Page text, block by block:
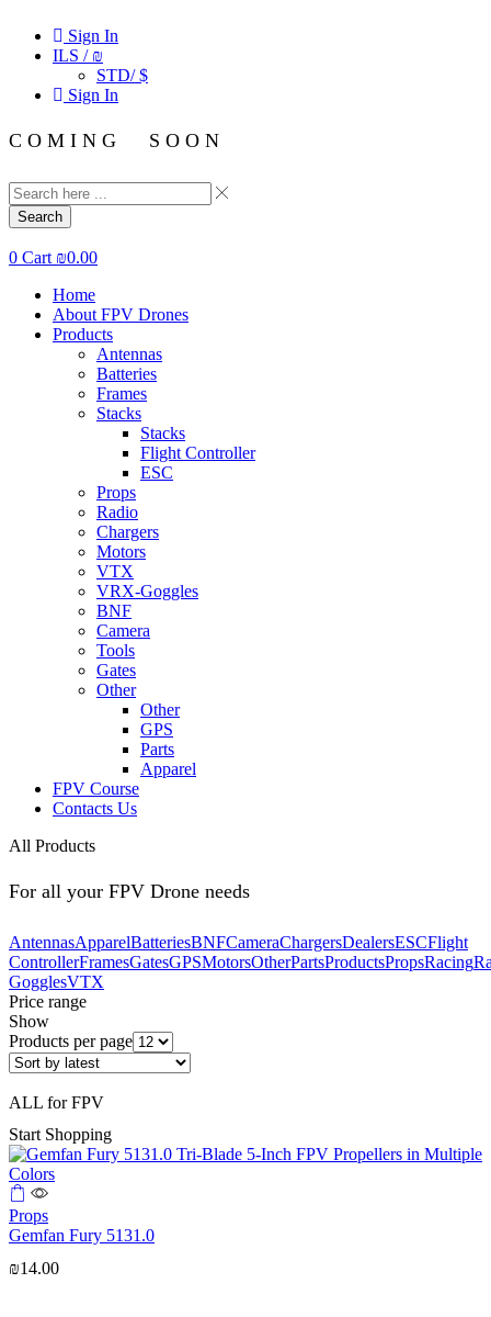
Sign In
ILS / ₪
STD/ $
Sign In
C O M I N G S O O N
Search
0 Cart ₪0.00
Home
About FPV Drones
Products
Antennas
Batteries
Frames
Stacks
Stacks
Flight Controller
ESC
Props
Radio
Chargers
Motors
VTX
VRX-Goggles
BNF
Camera
Tools
Gates
Other
Other
GPS
Parts
Apparel
FPV Course
Contacts Us
All Products
For all your FPV Drone needs
AntennasApparelBatteriesBNFCameraChargersDealersESCFlight
ControllerFramesGatesGPSMotorsOtherPartsProductsPropsRacing
GogglesVTX
Price range
Show
Products per page
ALL for FPV
Start Shopping
Props
Gemfan Fury 5131.0
₪14.00